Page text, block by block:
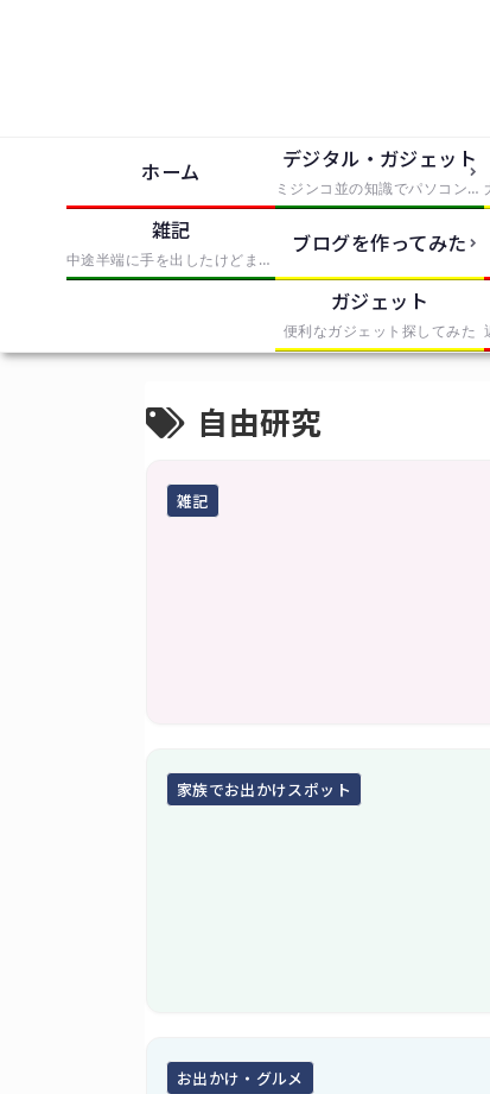
ホーム デジタル・ガジェット
ミジンコ並の知識でパソコンとかソフトとか使っただけでIT風の記事にまとめたもの
雑記
中途半端に手を出したけどまとめきれなかったものを無理やりまとめたもの
ブログを作ってみた
ガジェット
便利なガジェット探してみた
自由研究
雑記
家族でお出かけスポット
お出かけ・グルメ